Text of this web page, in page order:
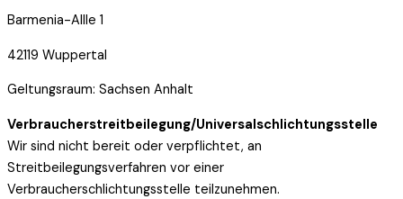
Barmenia-Allle 1
42119 Wuppertal
Geltungsraum: Sachsen Anhalt
Verbraucherstreitbeilegung/Universalschlichtungsstelle
Wir sind nicht bereit oder verpflichtet, an
Streitbeilegungsverfahren vor einer
Verbraucherschlichtungsstelle teilzunehmen.